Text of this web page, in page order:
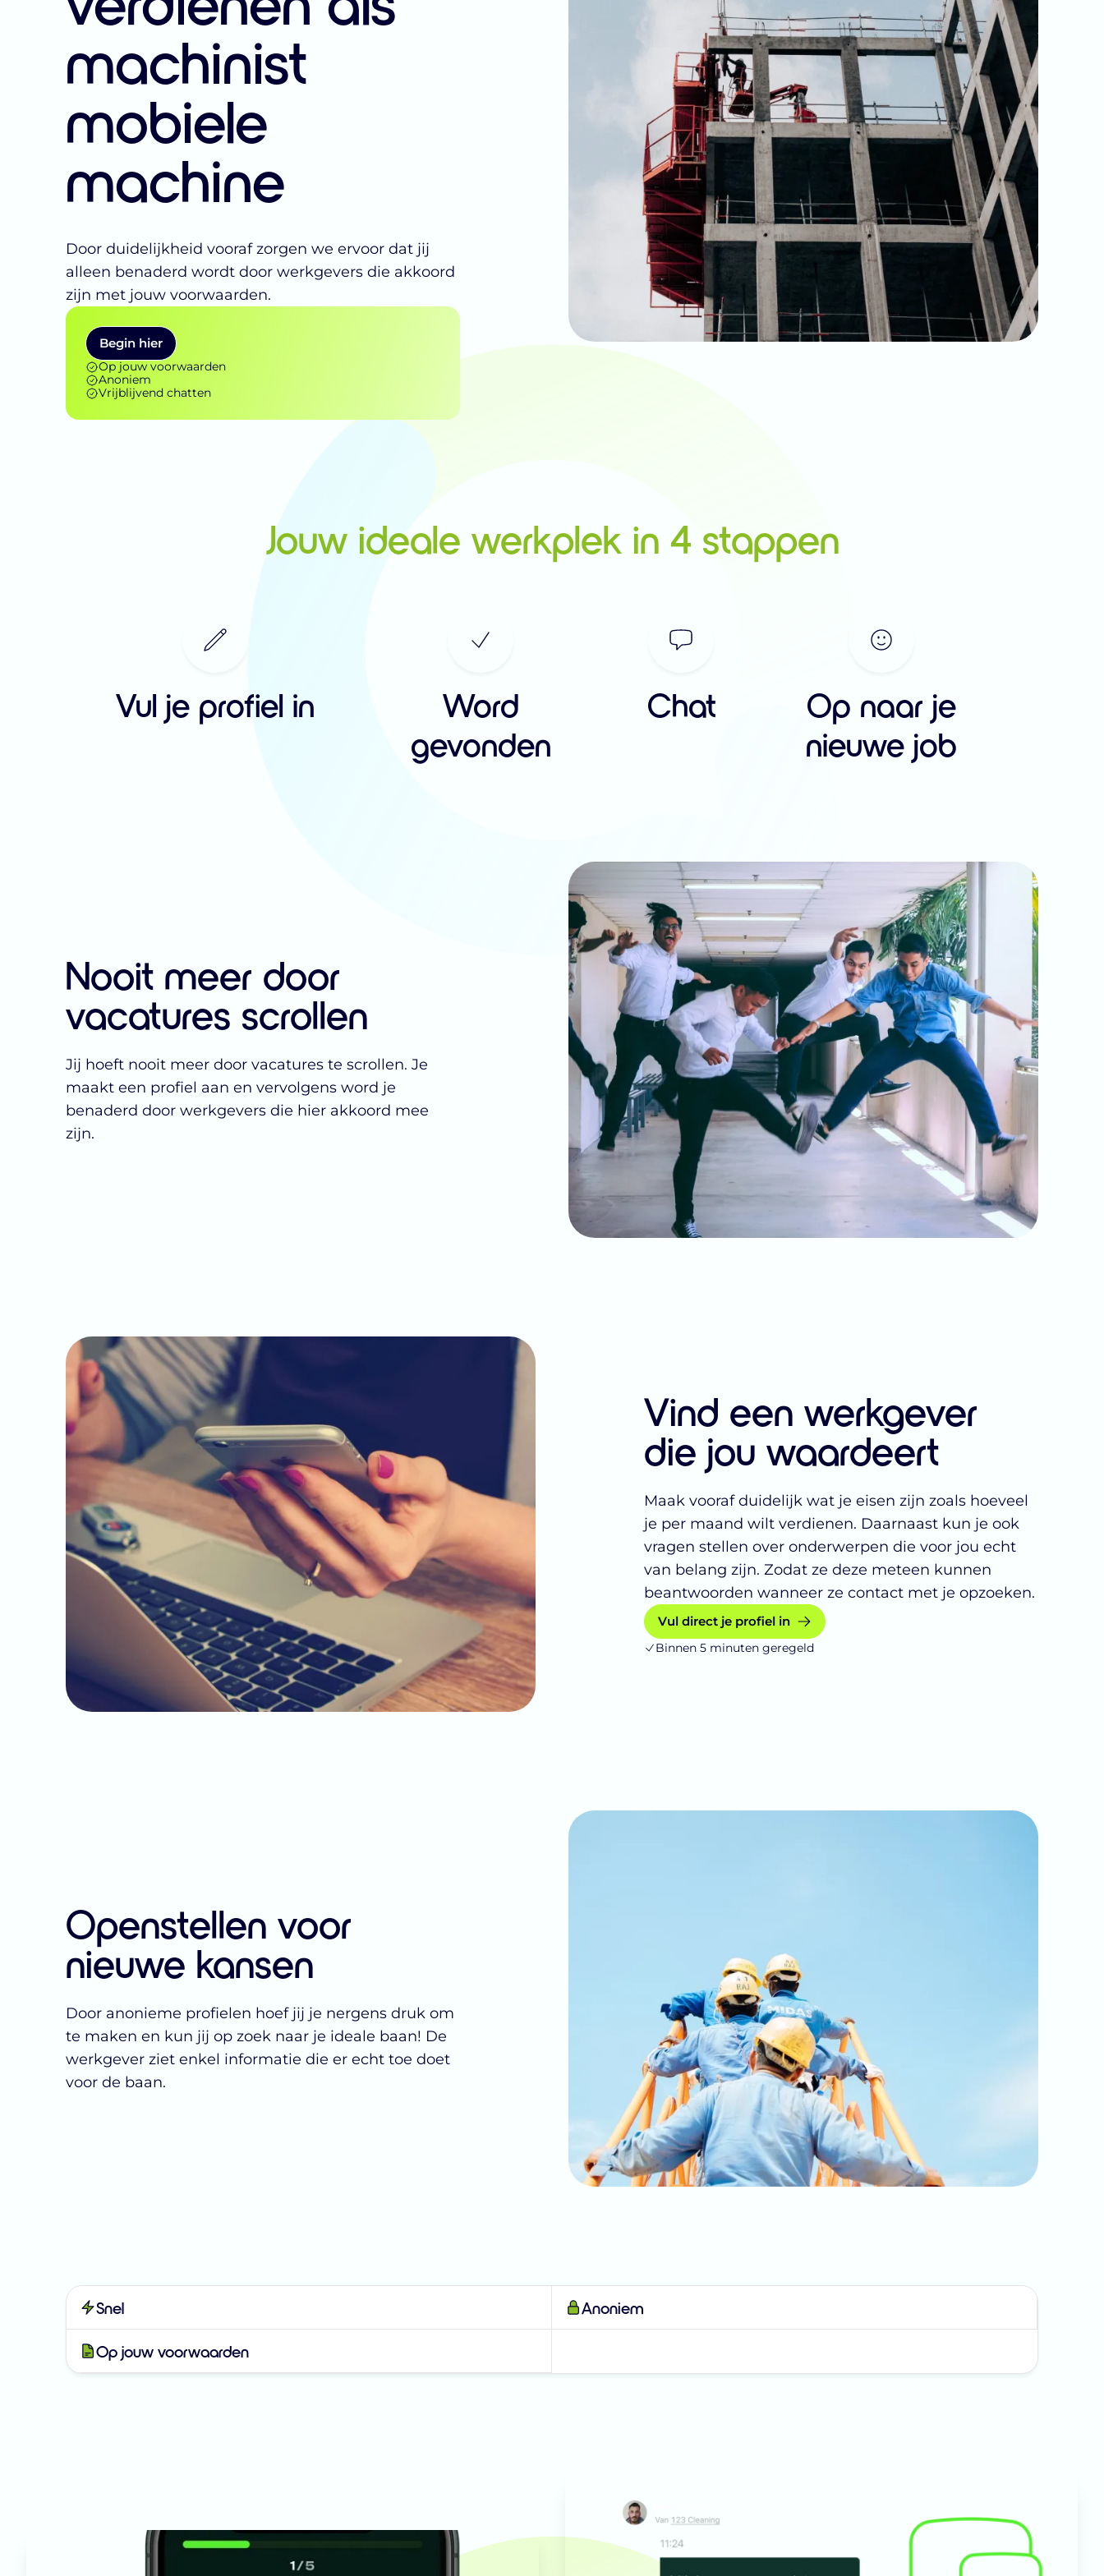
machinist
mobiele
machine
Door duidelijkheid vooraf zorgen we ervoor dat jij
alleen benaderd wordt door werkgevers die akkoord
zijn met jouw voorwaarden.
Begin hier
Op jouw voorwaarden
Anoniem
Vrijblijvend chatten
Jouw ideale werkplek in 4 stappen
Vul je profiel in
Word
gevonden
Chat
Op naar je
nieuwe job
Nooit meer door
vacatures scrollen
Jij hoeft nooit meer door vacatures te scrollen. Je
maakt een profiel aan en vervolgens word je
benaderd door werkgevers die hier akkoord mee
zijn.
Vind een werkgever
die jou waardeert
Maak vooraf duidelijk wat je eisen zijn zoals hoeveel
je per maand wilt verdienen. Daarnaast kun je ook
vragen stellen over onderwerpen die voor jou echt
van belang zijn. Zodat ze deze meteen kunnen
beantwoorden wanneer ze contact met je opzoeken.
Vul direct je profiel in
Binnen 5 minuten geregeld
Openstellen voor
nieuwe kansen
Door anonieme profielen hoef jij je nergens druk om
te maken en kun jij op zoek naar je ideale baan! De
werkgever ziet enkel informatie die er echt toe doet
voor de baan.
Snel Anoniem
Op jouw voorwaarden